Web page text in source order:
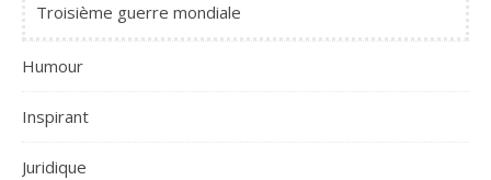
Troisième guerre mondiale
Humour
Inspirant
Juridique